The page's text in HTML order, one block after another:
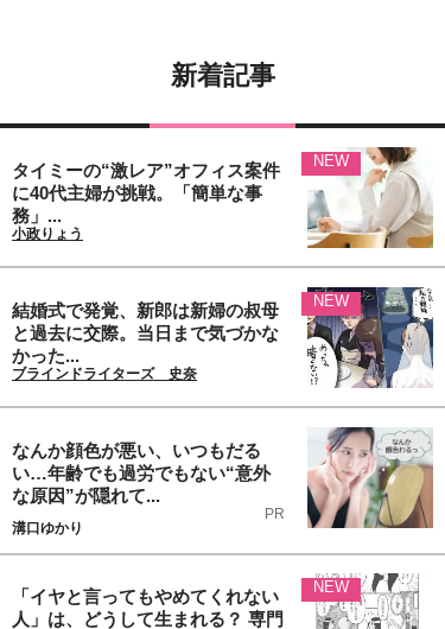
新着記事
タイミーの“激レア”オフィス案件
に40代主婦が挑戦。「簡単な事
務」...
小政りょう
NEW
結婚式で発覚、新郎は新婦の叔母
と過去に交際。当日まで気づかな
かった...
ブラインドライターズ 史奈
NEW
なんか顔色が悪い、いつもだる
い…年齢でも過労でもない“意外
な原因”が隠れて...
PR
溝口ゆかり
「イヤと言ってもやめてくれない
人」は、どうして生まれる？ 専門
NEW